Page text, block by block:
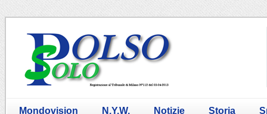
Mondovision N.Y.W. Notizie Storia